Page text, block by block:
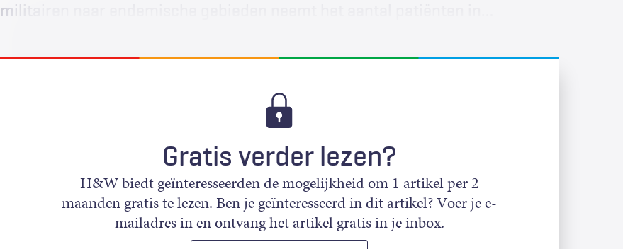
militairen naar endemische gebieden neemt het aantal patiënten in…
Gratis verder lezen?
H&W biedt geïnteresseerden de mogelijkheid om 1 artikel per 2
maanden gratis te lezen. Ben je geïnteresseerd in dit artikel? Voer je e-
mailadres in en ontvang het artikel gratis in je inbox.